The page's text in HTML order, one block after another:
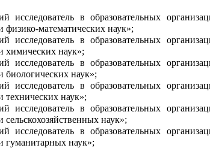
исследователь в образовательных
физико-математических наук»;
исследователь в образовательных
химических наук»;
исследователь в образовательных
биологических наук»;
исследователь в образовательных
технических наук»;
исследователь в образовательных
сельскохозяйственных наук»;
исследователь в образовательных
гуманитарных наук»;